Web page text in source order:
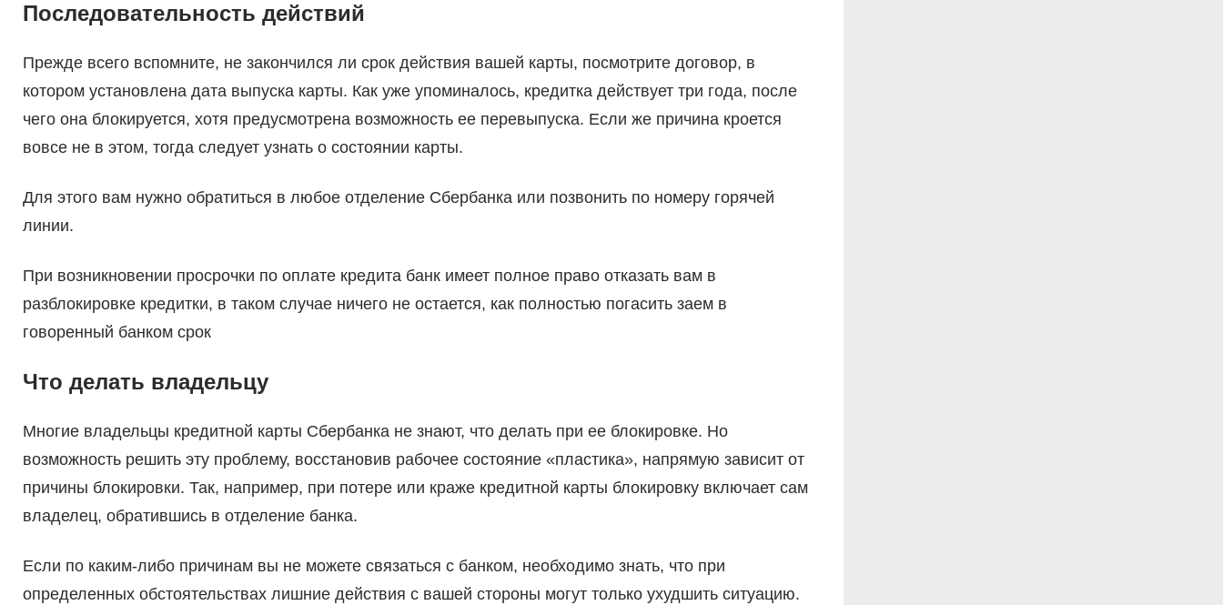
Последовательность действий
Прежде всего вспомните, не закончился ли срок действия вашей карты, посмотрите договор, в
котором установлена дата выпуска карты. Как уже упоминалось, кредитка действует три года, после
чего она блокируется, хотя предусмотрена возможность ее перевыпуска. Если же причина кроется
вовсе не в этом, тогда следует узнать о состоянии карты.
Для этого вам нужно обратиться в любое отделение Сбербанка или позвонить по номеру горячей
линии.
При возникновении просрочки по оплате кредита банк имеет полное право отказать вам в
разблокировке кредитки, в таком случае ничего не остается, как полностью погасить заем в
говоренный банком срок
Что делать владельцу
Многие владельцы кредитной карты Сбербанка не знают, что делать при ее блокировке. Но
возможность решить эту проблему, восстановив рабочее состояние «пластика», напрямую зависит от
причины блокировки. Так, например, при потере или краже кредитной карты блокировку включает сам
владелец, обратившись в отделение банка.
Если по каким-либо причинам вы не можете связаться с банком, необходимо знать, что при
определенных обстоятельствах лишние действия с вашей стороны могут только ухудшить ситуацию.